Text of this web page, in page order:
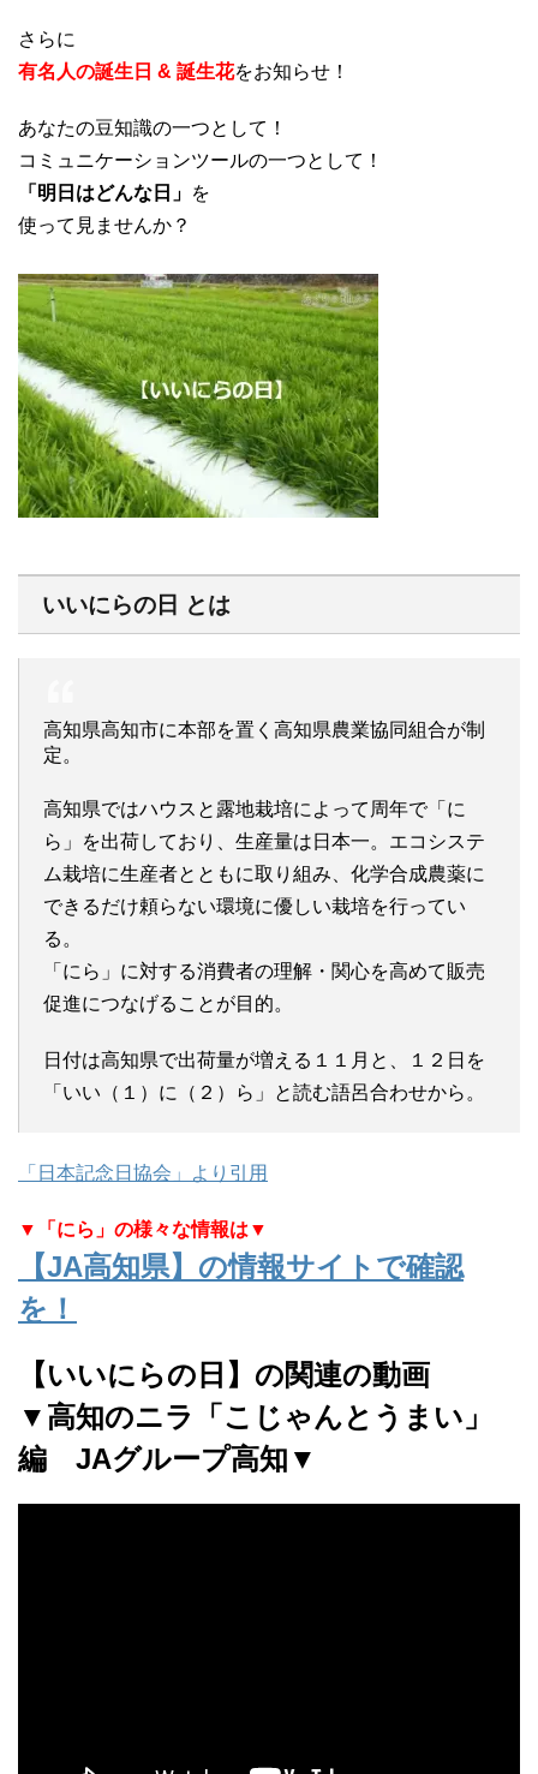
さらに
有名人の誕生日 & 誕生花をお知らせ！
あなたの豆知識の一つとして！
コミュニケーションツールの一つとして！
「明日はどんな日」 を
使って見ませんか？
いいにらの日 とは
高知県高知市に本部を置く高知県農業協同組合が制
定。
高知県ではハウスと露地栽培によって周年で「に
ら」を出荷しており、生産量は日本一。エコシステ
ム栽培に生産者とともに取り組み、化学合成農薬に
できるだけ頼らない環境に優しい栽培を行ってい
る。
「にら」に対する消費者の理解・関心を高めて販売
促進につなげることが目的。
日付は高知県で出荷量が増える１１月と、１２日を
「いい（１）に（２）ら」と読む語呂合わせから。
「日本記念日協会」より引用
▼「にら」の様々な情報は▼
【JA高知県】の情報サイトで確認
を！
【いいにらの日】の関連の動画
▼高知のニラ「こじゃんとうまい」
編 JAグループ高知▼